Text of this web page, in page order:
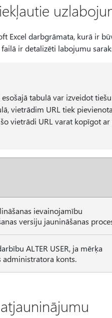
Excel darbgrāmata, kurā ir
ir detalizēti labojumu
tabulā var izveidot
vietrādim URL tiek
vietrādi URL varat kopīgot
ievainojamību
versiju jaunināšanas
ALTER USER, ja mērķa
administratora konts.